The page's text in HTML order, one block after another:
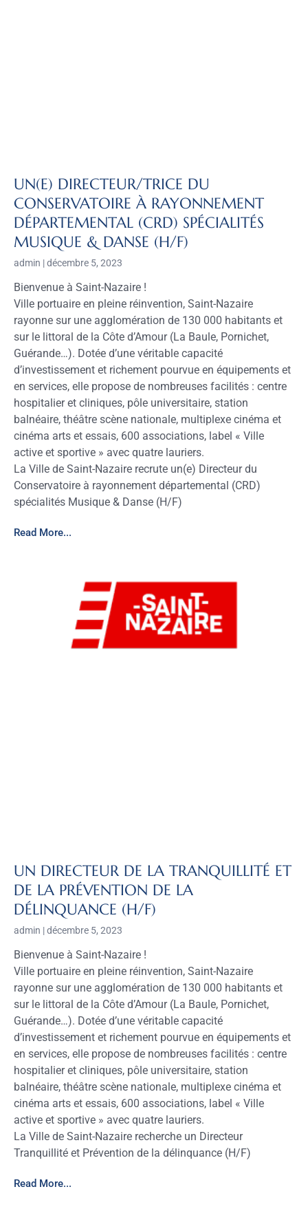
UN(E) DIRECTEUR/TRICE DU
CONSERVATOIRE À RAYONNEMENT
DÉPARTEMENTAL (CRD) SPÉCIALITÉS
MUSIQUE & DANSE (H/F)
admin décembre 5, 2023
Bienvenue à Saint-Nazaire !
Ville portuaire en pleine réinvention, Saint-Nazaire
rayonne sur une agglomération de 130 000 habitants et
sur le littoral de la Côte d’Amour (La Baule, Pornichet,
Guérande…). Dotée d’une véritable capacité
d’investissement et richement pourvue en équipements et
en services, elle propose de nombreuses facilités : centre
hospitalier et cliniques, pôle universitaire, station
balnéaire, théâtre scène nationale, multiplexe cinéma et
cinéma arts et essais, 600 associations, label « Ville
active et sportive » avec quatre lauriers.
La Ville de Saint-Nazaire recrute un(e) Directeur du
Conservatoire à rayonnement départemental (CRD)
spécialités Musique & Danse (H/F)
Read More...
UN DIRECTEUR DE LA TRANQUILLITÉ ET
DE LA PRÉVENTION DE LA
DÉLINQUANCE (H/F)
admin décembre 5, 2023
Bienvenue à Saint-Nazaire !
Ville portuaire en pleine réinvention, Saint-Nazaire
rayonne sur une agglomération de 130 000 habitants et
sur le littoral de la Côte d’Amour (La Baule, Pornichet,
Guérande…). Dotée d’une véritable capacité
d’investissement et richement pourvue en équipements et
en services, elle propose de nombreuses facilités : centre
hospitalier et cliniques, pôle universitaire, station
balnéaire, théâtre scène nationale, multiplexe cinéma et
cinéma arts et essais, 600 associations, label « Ville
active et sportive » avec quatre lauriers.
La Ville de Saint-Nazaire recherche un Directeur
Tranquillité et Prévention de la délinquance (H/F)
Read More...